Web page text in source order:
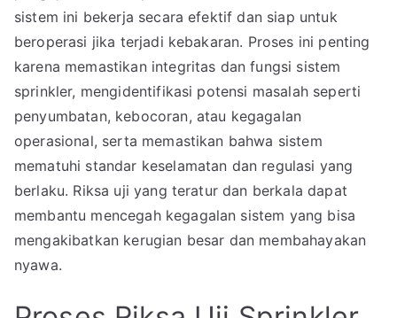
sistem ini bekerja secara efektif dan siap untuk
beroperasi jika terjadi kebakaran. Proses ini penting
karena memastikan integritas dan fungsi sistem
sprinkler, mengidentifikasi potensi masalah seperti
penyumbatan, kebocoran, atau kegagalan
operasional, serta memastikan bahwa sistem
mematuhi standar keselamatan dan regulasi yang
berlaku. Riksa uji yang teratur dan berkala dapat
membantu mencegah kegagalan sistem yang bisa
mengakibatkan kerugian besar dan membahayakan
nyawa.